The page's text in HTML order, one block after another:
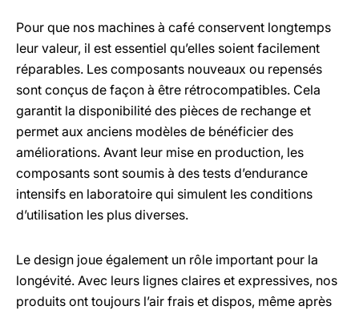
Pour que nos machines à café conservent longtemps
leur valeur, il est essentiel qu’elles soient facilement
réparables. Les composants nouveaux ou repensés
sont conçus de façon à être rétrocompatibles. Cela
garantit la disponibilité des pièces de rechange et
permet aux anciens modèles de bénéficier des
améliorations. Avant leur mise en production, les
composants sont soumis à des tests d’endurance
intensifs en laboratoire qui simulent les conditions
d’utilisation les plus diverses.
Le design joue également un rôle important pour la
longévité. Avec leurs lignes claires et expressives, nos
produits ont toujours l’air frais et dispos, même après